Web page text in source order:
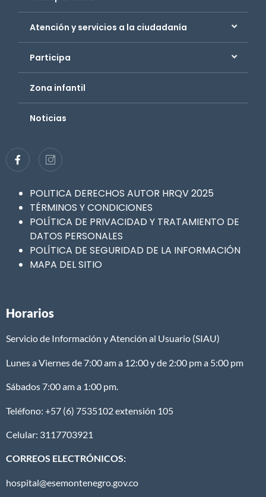
Atención y servicios a la ciudadanía
Participa
Zona infantil
Noticias
POLITICA DERECHOS AUTOR HRQV 2025
TÉRMINOS Y CONDICIONES
POLÍTICA DE PRIVACIDAD Y TRATAMIENTO DE
DATOS PERSONALES
POLÍTICA DE SEGURIDAD DE LA INFORMACIÓN
MAPA DEL SITIO
Horarios
Servicio de Información y Atención al Usuario (SIAU)
Lunes a Viernes de 7:00 am a 12:00 y de 2:00 pm a 5:00 pm
Sábados 7:00 am a 1:00 pm.
Teléfono: +57 (6) 7535102 extensión 105
Celular: 3117703921
CORREOS ELECTRÓNICOS:
hospital@esemontenegro.gov.co